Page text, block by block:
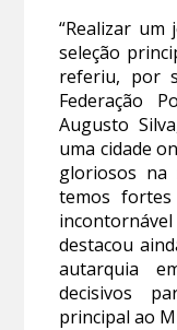
“Realizar um
seleção
referiu, por
Federação
Augusto
uma cidade
gloriosos na
temos
destacou
autarquia
decisivos
principal ao